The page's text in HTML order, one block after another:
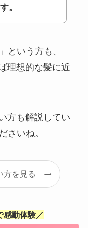
。
という方も、
理想的な髪に近
方も解説してい
さいね。
方を見る
感動体験／